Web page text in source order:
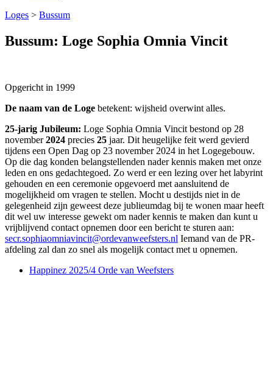
Loges > Bussum
Bussum: Loge Sophia Omnia Vincit
Opgericht in 1999
De naam van de Loge betekent: wijsheid overwint alles.
25-jarig Jubileum: Loge Sophia Omnia Vincit bestond op 28
november2024 precies 25 jaar. Dit heugelijke feit werd gevierd
tijdens een Open Dag op 23 november 2024 in het Logegebouw.
Op die dag konden belangstellenden nader kennis maken met onze
leden en ons gedachtegoed. Zo werd er een lezing over het labyrint
gehouden en een ceremonie opgevoerd met aansluitend de
mogelijkheid om vragen te stellen. Mocht u destijds niet in de
gelegenheid zijn geweest deze jublieumdag bij te wonen maar heeft
dit wel uw interesse gewekt om nader kennis te maken dan kunt u
vrijblijvend contact opnemen door een bericht te sturen aan:
secr.sophiaomniavincit@ordevanweefsters.nl Iemand van de PR-
afdeling zal dan zo snel als mogelijk contact met u opnemen.
Happinez 2025/4 Orde van Weefsters